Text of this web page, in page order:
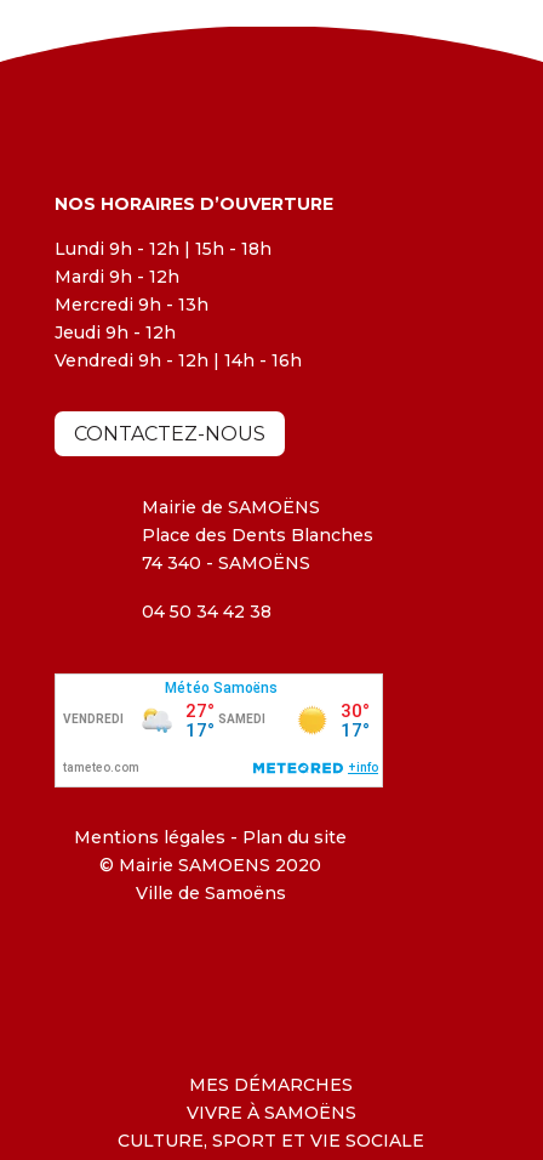
NOS HORAIRES D’OUVERTURE
Lundi 9h - 12h | 15h - 18h
Mardi 9h - 12h
Mercredi 9h - 13h
Jeudi 9h - 12h
Vendredi 9h - 12h | 14h - 16h
CONTACTEZ-NOUS
Mairie de SAMOËNS
Place des Dents Blanches
74 340 - SAMOËNS
04 50 34 42 38
Mentions légales - Plan du site
© Mairie SAMOENS 2020
Ville de Samoëns
MES DÉMARCHES
VIVRE À SAMOËNS
CULTURE, SPORT ET VIE SOCIALE